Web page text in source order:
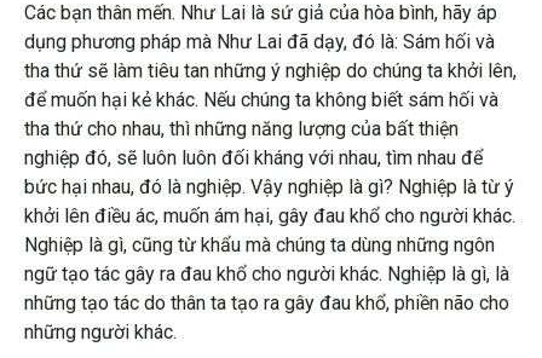
Các bạn thân mến. Như Lai là sứ giả của hòa bình, hãy áp
dụng phương pháp mà Như Lai đã dạy, đó là: Sám hối và
tha thứ sẽ làm tiêu tan những ý nghiệp do chúng ta khởi lên,
để muốn hại kẻ khác. Nếu chúng ta không biết sám hối và
tha thứ cho nhau, thì những năng lượng của bất thiện
nghiệp đó, sẽ luôn luôn đối kháng với nhau, tìm nhau để
bức hại nhau, đó là nghiệp. Vậy nghiệp là gì? Nghiệp là từ ý
khởi lên điều ác, muốn ám hại, gây đau khổ cho người khác.
Nghiệp là gì, cũng từ khẩu mà chúng ta dùng những ngôn
ngữ tạo tác gây ra đau khổ cho người khác. Nghiệp là gì, là
những tạo tác do thân ta tạo ra gây đau khổ, phiền não cho
những người khác.